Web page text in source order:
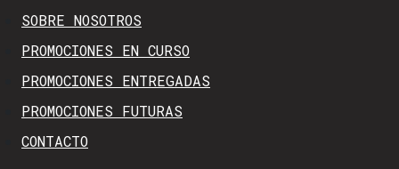
SOBRE NOSOTROS
PROMOCIONES EN CURSO
PROMOCIONES ENTREGADAS
PROMOCIONES FUTURAS
CONTACTO